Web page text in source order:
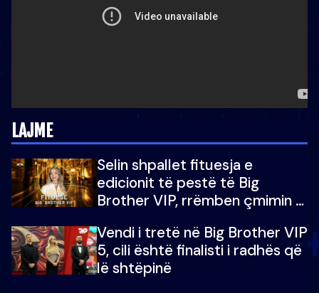
LAJME
Selin shpallet fituesja e
edicionit të pestë të Big
Brother VIP, rrëmben çmimin e
Vendi i tretë në Big Brother VIP
5, cili është finalisti i radhës që
lë shtëpinë